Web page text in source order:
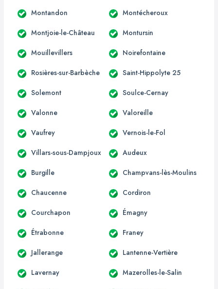
Montandon Montécheroux
Montjoie-le-Château Montursin
Mouillevillers Noirefontaine
Rosières-sur-Barbèche Saint-Hippolyte 25
Solemont Soulce-Cernay
Valonne Valoreille
Vaufrey Vernois-le-Fol
Villars-sous-Dampjoux Audeux
Burgille Champvans-lès-Moulins
Chaucenne Cordiron
Courchapon Émagny
Étrabonne Franey
Jallerange Lantenne-Vertière
Lavernay Mazerolles-le-Salin